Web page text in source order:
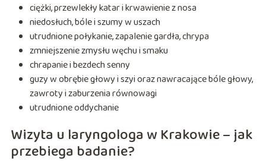
ciężki, przewlekły katar i krwawienie z nosa
niedosłuch, bóle i szumy w uszach
utrudnione połykanie, zapalenie gardła, chrypa
zmniejszenie zmysłu węchu i smaku
chrapanie i bezdech senny
guzy w obrębie głowy i szyi oraz nawracające bóle głowy,
zawroty i zaburzenia równowagi
utrudnione oddychanie
Wizyta u laryngologa w Krakowie – jak
przebiega badanie?